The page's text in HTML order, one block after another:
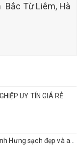
Bắc Từ Liêm, Hà
UY TÍN GIÁ RẺ